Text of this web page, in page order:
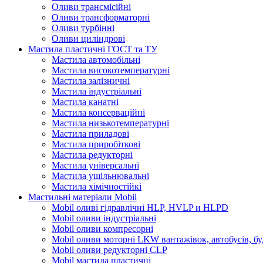
Оливи трансмісійні
Оливи трансформаторні
Оливи турбінні
Оливи циліндрові
Мастила пластичні ГОСТ та ТУ
Мастила автомобільні
Мастила високотемпературні
Мастила залізничні
Мастила індустріальні
Мастила канатні
Мастила консерваційні
Мастила низькотемпературні
Мастила приладові
Мастила приробіткові
Мастила редукторні
Мастила універсальні
Мастила ущільнювальні
Мастила хімічностійкі
Мастильні матеріали Mobil
Mobil оливі гідравлічні HLP, HVLP и HLPD
Mobil оливи індустріальні
Mobil оливи компресорні
Mobil оливи моторні LKW вантажівок, автобусів,
Mobil оливи редукторні CLP
Mobil мастила пластичні